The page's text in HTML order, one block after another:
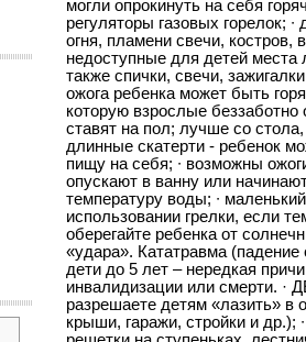
могли опрокинуть на себя
регуляторы газовых горелок;
огня, пламени свечи, костров,
недоступные для детей
также спички, свечи,
ожога ребенка может быть
которую взрослые
ставят на пол; лучше со
длинные скатерти - ребенок
пищу на себя; ∙ возможны
опускают в ванну или
температуру воды; ∙
использовании грелки, если
оберегайте ребенка от
«удара». Кататравма
дети до 5 лет – нередкая
инвалидизации или смерти.
разрешаете детям «лазить» в
крыши, гаражи, стройки и др.);